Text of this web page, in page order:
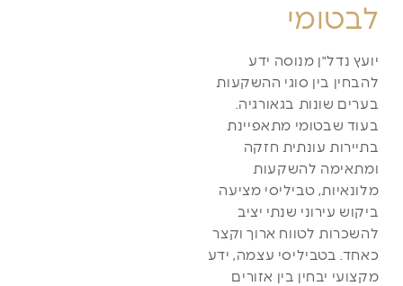
לבטומי
יועץ נדל"ן מנוסה ידע
להבחין בין סוגי ההשקעות
בערים שונות בגאורגיה.
בעוד שבטומי מתאפיינת
בתיירות עונתית חזקה
ומתאימה להשקעות
מלונאיות, טביליסי מציעה
ביקוש עירוני שנתי יציב
להשכרות לטווח ארוך וקצר
כאחד. בטביליסי עצמה, ידע
מקצועי יבחין בין אזורים